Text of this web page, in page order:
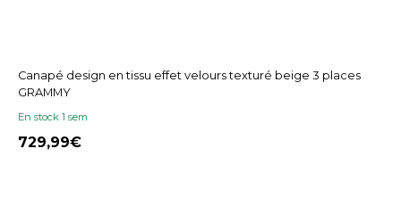
Canapé design en tissu effet velours texturé beige 3 places
GRAMMY
En stock 1 sem
729,99